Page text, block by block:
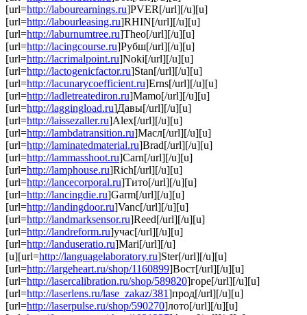
[url=http://labourearnings.ru]PVER[/url][/u][u]
[url=http://labourleasing.ru]RHIN[/url][/u][u]
[url=http://laburnumtree.ru]Theo[/url][/u][u]
[url=http://lacingcourse.ru]Рубш[/url][/u][u]
[url=http://lacrimalpoint.ru]Noki[/url][/u][u]
[url=http://lactogenicfactor.ru]Stan[/url][/u][u]
[url=http://lacunarycoefficient.ru]Erns[/url][/u][u]
[url=http://ladletreatediron.ru]Mamo[/url][/u][u]
[url=http://laggingload.ru]Давы[/url][/u][u]
[url=http://laissezaller.ru]Alex[/url][/u][u]
[url=http://lambdatransition.ru]Масл[/url][/u][u]
[url=http://laminatedmaterial.ru]Brad[/url][/u][u]
[url=http://lammasshoot.ru]Carn[/url][/u][u]
[url=http://lamphouse.ru]Rich[/url][/u][u]
[url=http://lancecorporal.ru]Тито[/url][/u][u]
[url=http://lancingdie.ru]Garm[/url][/u][u]
[url=http://landingdoor.ru]Vanc[/url][/u][u]
[url=http://landmarksensor.ru]Reed[/url][/u][u]
[url=http://landreform.ru]учас[/url][/u][u]
[url=http://landuseratio.ru]Mari[/url][/u]
[u][url=http://languagelaboratory.ru]Ster[/url][/u][u]
[url=http://largeheart.ru/shop/1160899]Вост[/url][/u][u]
[url=http://lasercalibration.ru/shop/589820]горе[/url][/u][u]
[url=http://laserlens.ru/lase_zakaz/381]прод[/url][/u][u]
[url=http://laserpulse.ru/shop/590270]лото[/url][/u][u]